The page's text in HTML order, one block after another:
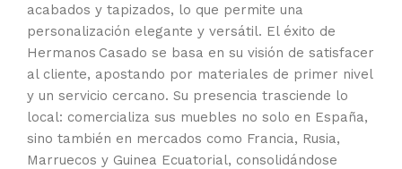
acabados y tapizados, lo que permite una
personalización elegante y versátil. El éxito de
Hermanos Casado se basa en su visión de satisfacer
al cliente, apostando por materiales de primer nivel
y un servicio cercano. Su presencia trasciende lo
local: comercializa sus muebles no solo en España,
sino también en mercados como Francia, Rusia,
Marruecos y Guinea Ecuatorial, consolidándose